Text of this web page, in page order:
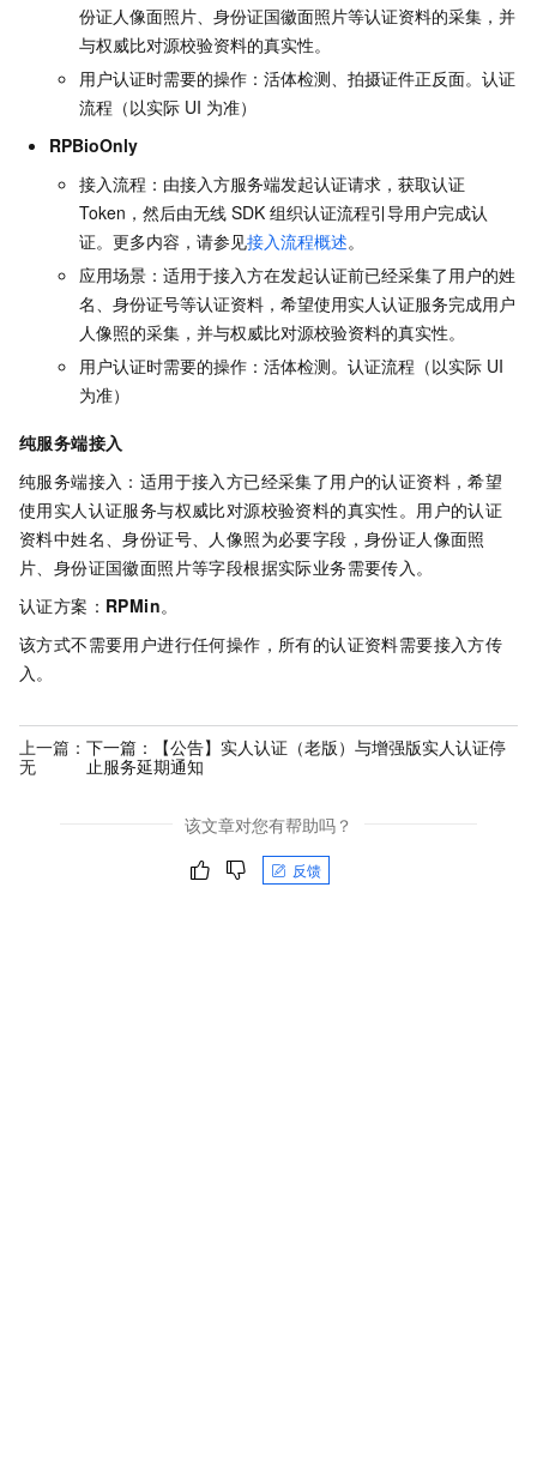
份证人像面照片、身份证国徽面照片等认证资料的采集，并
与权威比对源校验资料的真实性。
用户认证时需要的操作：活体检测、拍摄证件正反面。认证
流程（以实际 UI 为准）
RPBioOnly
接入流程：由接入方服务端发起认证请求，获取认证
Token，然后由无线 SDK 组织认证流程引导用户完成认
证。更多内容，请参见接入流程概述。
应用场景：适用于接入方在发起认证前已经采集了用户的姓
名、身份证号等认证资料，希望使用实人认证服务完成用户
人像照的采集，并与权威比对源校验资料的真实性。
用户认证时需要的操作：活体检测。认证流程（以实际 UI
为准）
纯服务端接入
纯服务端接入：适用于接入方已经采集了用户的认证资料，希望
使用实人认证服务与权威比对源校验资料的真实性。用户的认证
资料中姓名、身份证号、人像照为必要字段，身份证人像面照
片、身份证国徽面照片等字段根据实际业务需要传入。
认证方案： RPMin。
该方式不需要用户进行任何操作，所有的认证资料需要接入方传
入。
上一篇：
无
下一篇：
【公告】实人认证（老版）与增强版实人认证停
止服务延期通知
该文章对您有帮助吗？
反馈